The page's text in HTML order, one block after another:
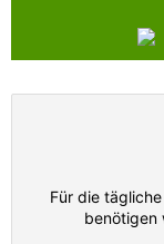
Für die
benötigen